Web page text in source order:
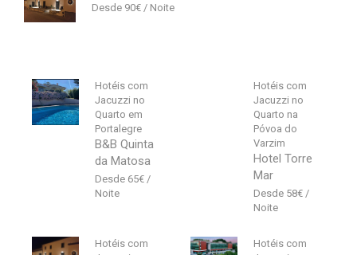
90€
Hotéis com
Jacuzzi no
Quarto em
Portalegre
B&B Quinta
da Matosa
65€
Hotéis com
Jacuzzi no
Quarto na
Póvoa do
Varzim
Hotel Torre
Mar
58€
Hotéis com
Hotéis com